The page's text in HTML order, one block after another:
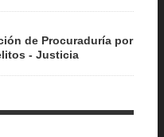
de Procuraduría por
- Justicia